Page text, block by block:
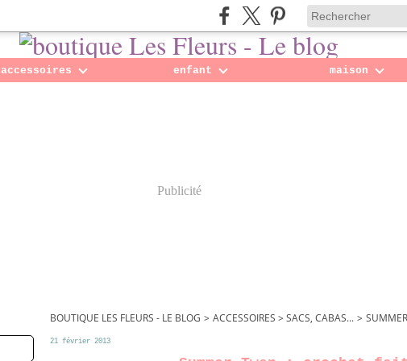
accessoires enfant maison
Publicité
BOUTIQUE LES FLEURS - LE BLOG > ACCESSOIRES > SACS, CABAS... >
21 février 2013